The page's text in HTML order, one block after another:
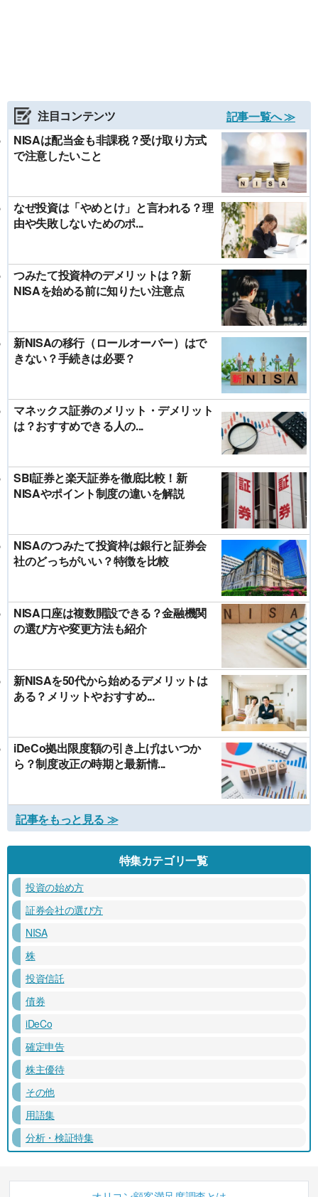
注目コンテンツ
記事一覧へ ≫
NISAは配当金も非課税？受け取り方式
で注意したいこと
なぜ投資は「やめとけ」と言われる？理
由や失敗しないためのポ...
つみたて投資枠のデメリットは？新
NISAを始める前に知りたい注意点
新NISAの移行（ロールオーバー）はで
きない？手続きは必要？
マネックス証券のメリット・デメリット
は？おすすめできる人の...
SBI証券と楽天証券を徹底比較！新
NISAやポイント制度の違いを解説
NISAのつみたて投資枠は銀行と証券会
社のどっちがいい？特徴を比較
NISA口座は複数開設できる？金融機関
の選び方や変更方法も紹介
新NISAを50代から始めるデメリットは
ある？メリットやおすすめ...
iDeCo拠出限度額の引き上げはいつか
ら？制度改正の時期と最新情...
記事をもっと見る ≫
特集カテゴリ一覧
投資の始め方
証券会社の選び方
NISA
株
投資信託
債券
iDeCo
確定申告
株主優待
その他
用語集
分析・検証特集